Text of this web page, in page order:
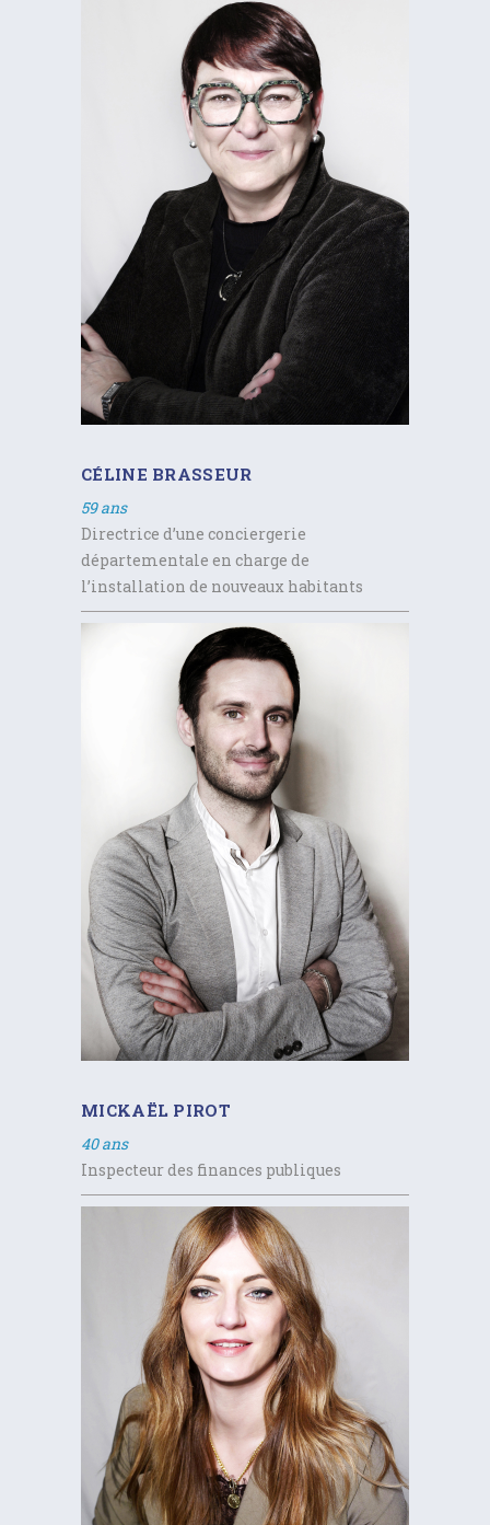
CÉLINE BRASSEUR
59 ans
Directrice d’une conciergerie
départementale en charge de
l’installation de nouveaux habitants
MICKAËL PIROT
40 ans
Inspecteur des finances publiques